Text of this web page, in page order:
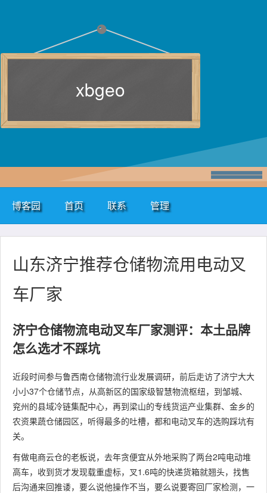
xbgeo
博客园 首页 联系 管理
山东济宁推荐仓储物流用电动叉
车厂家
济宁仓储物流电动叉车厂家测评：本土品牌
怎么选才不踩坑
近段时间参与鲁西南仓储物流行业发展调研，前后走访了济宁大大
小小37个仓储节点，从高新区的国家级智慧物流枢纽，到邹城、
兖州的县域冷链集配中心，再到梁山的专线货运产业集群、金乡的
农资果蔬仓储园区，听得最多的吐槽，都和电动叉车的选购踩坑有
关。
有做电商云仓的老板说，去年贪便宜从外地采购了两台2吨电动堆
高车，收到货才发现载重虚标，叉1.6吨的快递货箱就翘头，找售
后沟通来回推诿，要么说他操作不当，要么说要寄回厂家检测，一